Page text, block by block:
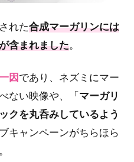
れた合成マーガリンには
含まれました。
因であり、ネズミにマー
ない映像や、「マーガリ
クを丸呑みしているよう
キャンペーンがちらほら